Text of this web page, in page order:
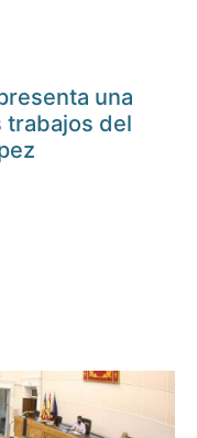
una
trabajos del